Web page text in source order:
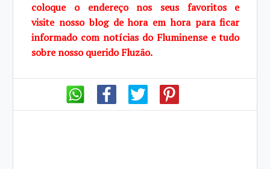
coloque o endereço nos seus favoritos e
visite nosso blog de hora em hora para ficar
informado com notícias do Fluminense e tudo
sobrenosso querido Fluzão.